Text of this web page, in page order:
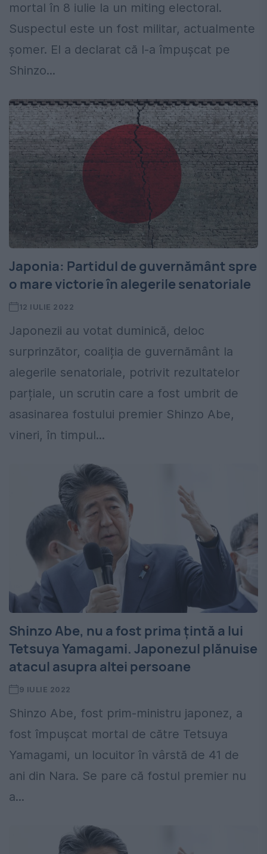
mortal în 8 iulie la un miting electoral.
Suspectul este un fost militar, actualmente
șomer. El a declarat că l-a împușcat pe
Shinzo...
Japonia: Partidul de guvernământ spre
o mare victorie în alegerile senatoriale
12 IULIE 2022
Japonezii au votat duminică, deloc
surprinzător, coaliția de guvernământ la
alegerile senatoriale, potrivit rezultatelor
parțiale, un scrutin care a fost umbrit de
asasinarea fostului premier Shinzo Abe,
vineri, în timpul...
Shinzo Abe, nu a fost prima țintă a lui
Tetsuya Yamagami. Japonezul plănuise
atacul asupra altei persoane
9 IULIE 2022
Shinzo Abe, fost prim-ministru japonez, a
fost împușcat mortal de către Tetsuya
Yamagami, un locuitor în vârstă de 41 de
ani din Nara. Se pare că fostul premier nu
a...